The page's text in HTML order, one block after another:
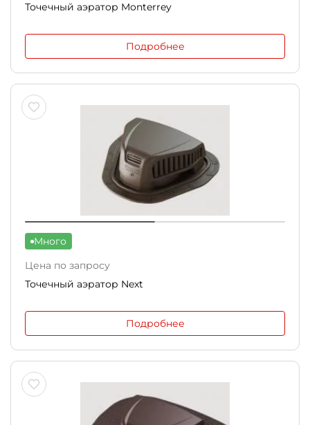
Точечный аэратор Monterrey
Подробнее
Много
Цена по запросу
Точечный аэратор Next
Подробнее